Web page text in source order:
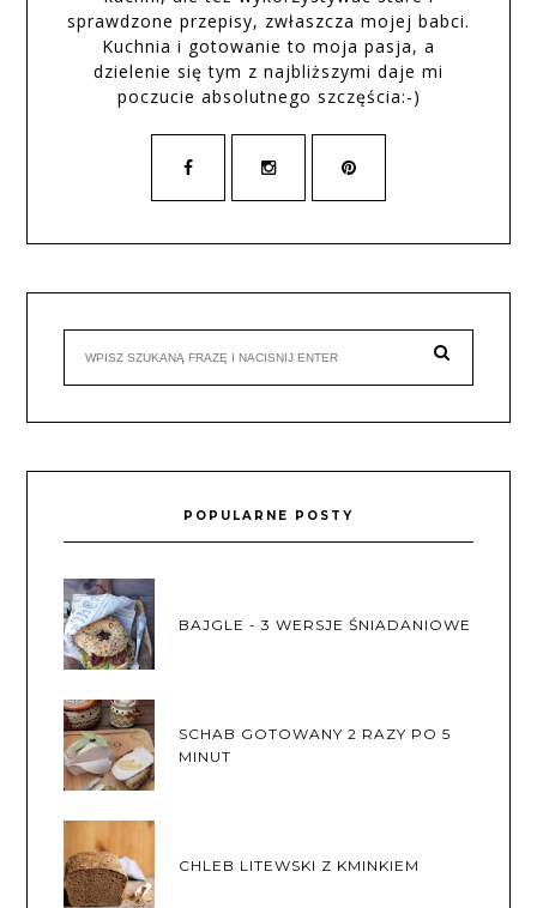
sprawdzone przepisy, zwłaszcza mojej babci.
Kuchnia i gotowanie to moja pasja, a
dzielenie się tym z najbliższymi daje mi
poczucie absolutnego szczęścia:-)
POPULARNE POSTY
BAJGLE - 3 WERSJE ŚNIADANIOWE
SCHAB GOTOWANY 2 RAZY PO 5
MINUT
CHLEB LITEWSKI Z KMINKIEM